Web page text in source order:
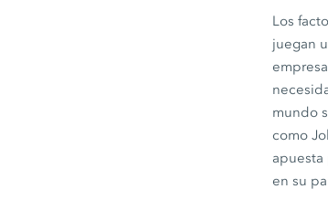
Los
juegan
mundo
como
en su